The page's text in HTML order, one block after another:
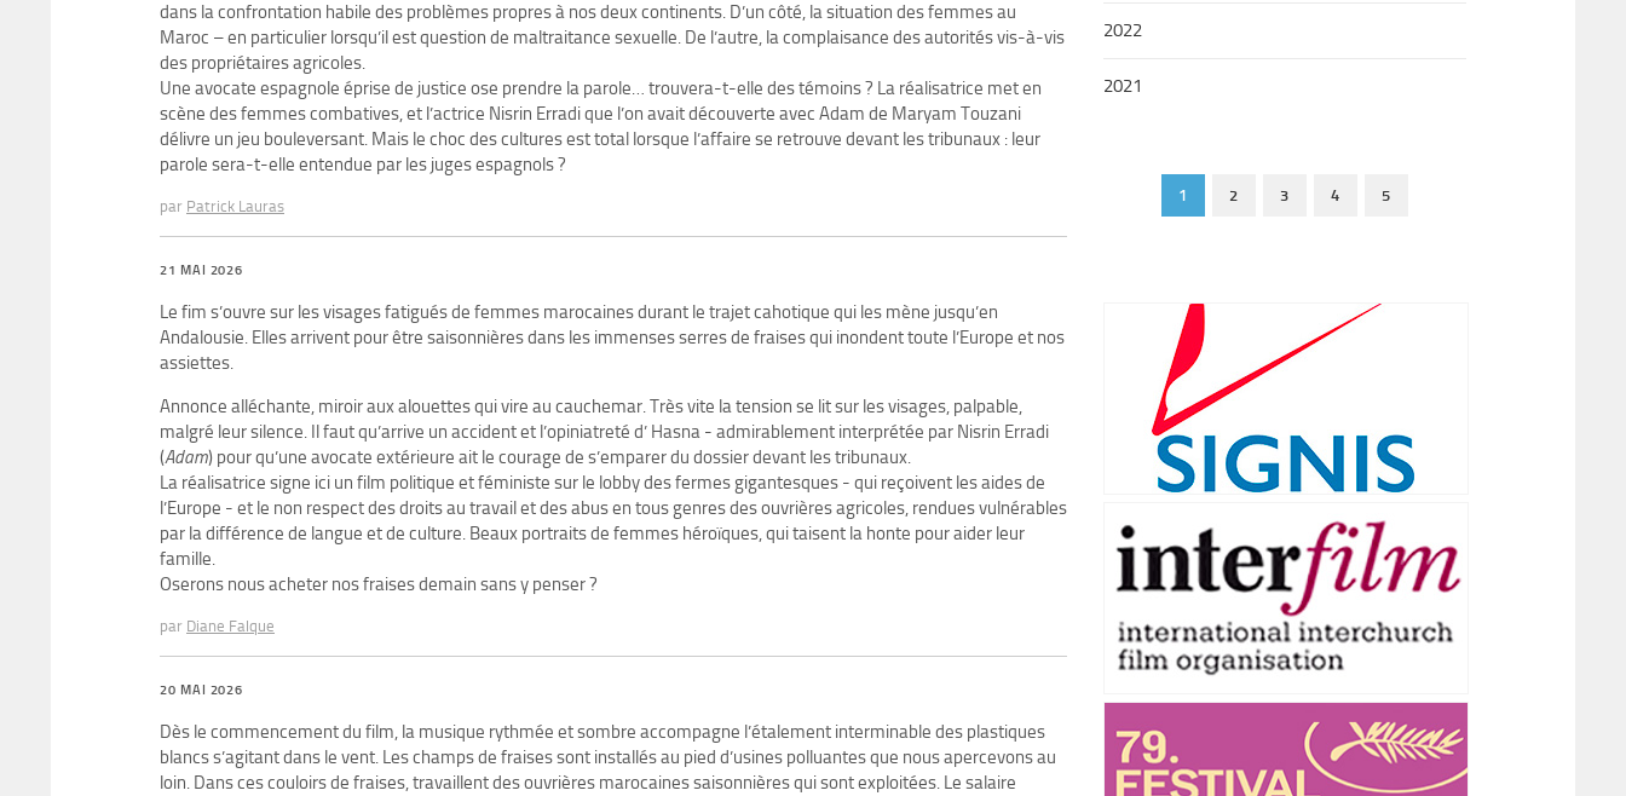
dans la confrontation habile des problèmes propres à nos deux continents. D’un côté, la situation des femmes au
Maroc – en particulier lorsqu’il est question de maltraitance sexuelle. De l’autre, la complaisance des autorités vis-à-vis
des propriétaires agricoles.
Une avocate espagnole éprise de justice ose prendre la parole… trouvera-t-elle des témoins ? La réalisatrice met en
scène des femmes combatives, et l’actrice Nisrin Erradi que l’on avait découverte avec Adam de Maryam Touzani
délivre un jeu bouleversant. Mais le choc des cultures est total lorsque l’affaire se retrouve devant les tribunaux : leur
parole sera-t-elle entendue par les juges espagnols ?
par Patrick Lauras
21 MAI 2026
Le fim s’ouvre sur les visages fatigués de femmes marocaines durant le trajet cahotique qui les mène jusqu’en
Andalousie. Elles arrivent pour être saisonnières dans les immenses serres de fraises qui inondent toute l’Europe et nos
assiettes.
Annonce alléchante, miroir aux alouettes qui vire au cauchemar. Très vite la tension se lit sur les visages, palpable,
malgré leur silence. Il faut qu’arrive un accident et l’opiniatreté d’ Hasna - admirablement interprétée par Nisrin Erradi
(Adam) pour qu’une avocate extérieure ait le courage de s’emparer du dossier devant les tribunaux.
La réalisatrice signe ici un film politique et féministe sur le lobby des fermes gigantesques - qui reçoivent les aides de
l’Europe - et le non respect des droits au travail et des abus en tous genres des ouvrières agricoles, rendues vulnérables
par la différence de langue et de culture. Beaux portraits de femmes héroïques, qui taisent la honte pour aider leur
famille.
Oserons nous acheter nos fraises demain sans y penser ?
par Diane Falque
20 MAI 2026
Dès le commencement du film, la musique rythmée et sombre accompagne l’étalement interminable des plastiques
blancs s’agitant dans le vent. Les champs de fraises sont installés au pied d’usines polluantes que nous apercevons au
loin. Dans ces couloirs de fraises, travaillent des ouvrières marocaines saisonnières qui sont exploitées. Le salaire
2022
2021
1 2 3 4 5